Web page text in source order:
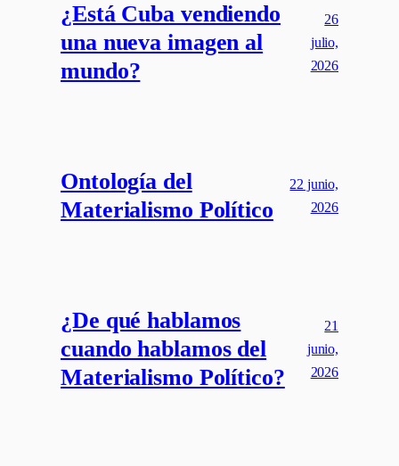
¿Está Cuba vendiendo
una nueva imagen al
mundo?
26
julio,
2026
Ontología del
Materialismo Político
22 junio,
2026
¿De qué hablamos
cuando hablamos del
Materialismo Político?
21
junio,
2026